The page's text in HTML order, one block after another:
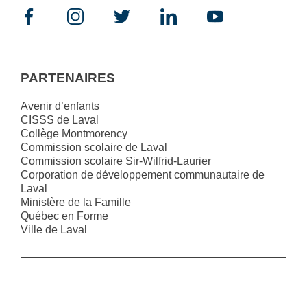
PARTENAIRES
Avenir d’enfants
CISSS de Laval
Collège Montmorency
Commission scolaire de Laval
Commission scolaire Sir-Wilfrid-Laurier
Corporation de développement communautaire de
Laval
Ministère de la Famille
Québec en Forme
Ville de Laval